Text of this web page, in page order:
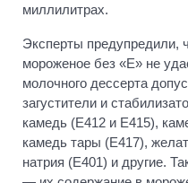
миллилитрах.
Эксперты предупредили,
мороженое без «Е» не
молочного дессерта
загустители и
камедь (Е412 и Е415),
камедь тары (Е417),
натрия (Е401) и другие.